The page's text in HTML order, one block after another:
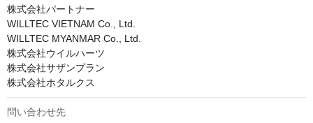
株式会社パートナー
WILLTEC VIETNAM Co., Ltd.
WILLTEC MYANMAR Co., Ltd.
株式会社ウイルハーツ
株式会社サザンプラン
株式会社ホタルクス
問い合わせ先